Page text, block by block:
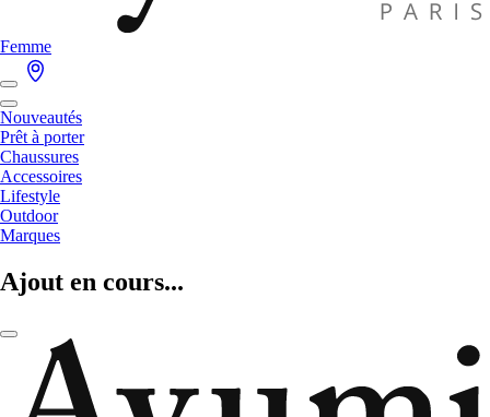
Femme
Nouveautés
Prêt à porter
Chaussures
Accessoires
Lifestyle
Outdoor
Marques
Ajout en cours...